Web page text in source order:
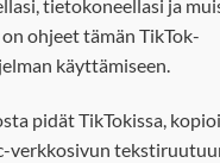
tietokoneellasi ja
ohjeet tämän TikTok-
käyttämiseen.
pidät TikTokissa,
verkkosivun